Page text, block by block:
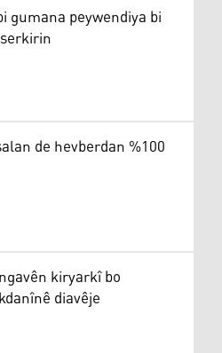
gumana peywendiya bi
de hevberdan %100
kiryarkî bo
diavêje